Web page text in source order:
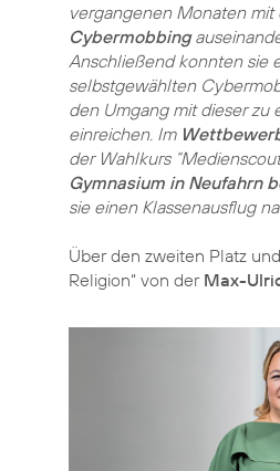
vergangenen Monaten mit
Cybermobbing
Anschließend konnten sie
selbstgewählten
den Umgang mit dieser zu
einreichen. Im
der Wahlkurs
Gymnasium in Neufahrn
sie einen Klassenausflug
Über den zweiten Platz
Religion“ von der Max-